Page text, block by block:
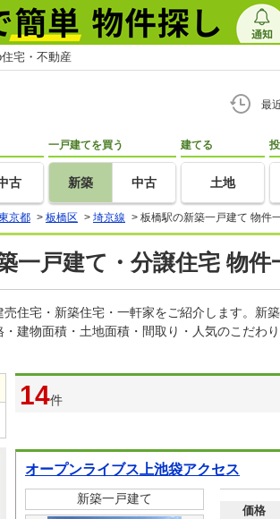
宅・不動産
最
古
一戸建てを買う
新築 中古
建てる
土地
京都 > 板橋区 > 埼京線 > 板橋駅の新築一戸建て 物件
一戸建て・分譲住宅 物件
住宅・新築住宅・一軒家をご紹介します。新
建物面積・土地面積・間取り・人気のこだわ
14件
オープンライブス上池袋アクセス
新築一戸建て
価格